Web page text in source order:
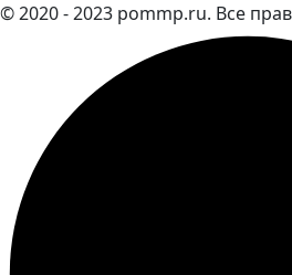
© 2020 - 2023 pommp.ru. Все